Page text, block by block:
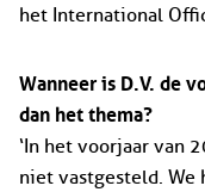
het International
Wanneer is D.V. de
dan het thema?
‘In het voorjaar van
niet vastgesteld. We